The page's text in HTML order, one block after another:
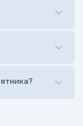
на дом
на дом